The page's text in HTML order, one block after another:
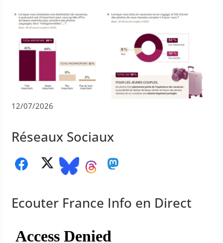
12/07/2026
Réseaux Sociaux
Ecouter France Info en Direct